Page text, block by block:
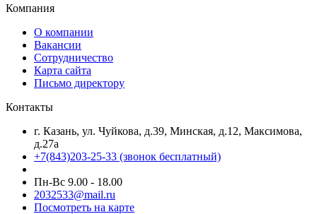
Компания
О компании
Вакансии
Сотрудничество
Карта сайта
Письмо директору
Контакты
г. Казань, ул. Чуйкова, д.39, Минская, д.12, Максимова,
д.27а
+7(843)203-25-33 (звонок бесплатный)
Пн-Вс 9.00 - 18.00
2032533@mail.ru
Посмотреть на карте